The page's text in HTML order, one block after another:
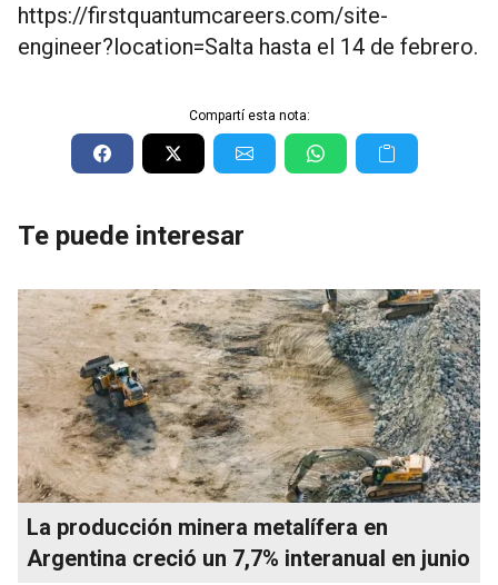
https://firstquantumcareers.com/site-
engineer?location=Salta hasta el 14 de febrero.
Compartí esta nota:
Te puede interesar
La producción minera metalífera en
Argentina creció un 7,7% interanual en junio